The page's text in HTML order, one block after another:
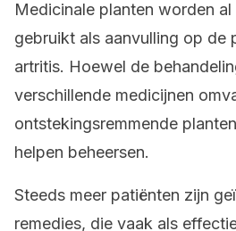
Medicinale planten worden
gebruikt als aanvulling op de
artritis. Hoewel de
verschillende medicijnen
ontstekingsremmende
helpen beheersen.
Steeds meer patiënten zijn
remedies, die vaak als